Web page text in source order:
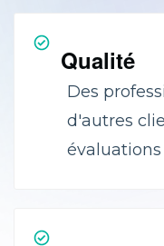
Qualité
Des
d'autres
évaluations